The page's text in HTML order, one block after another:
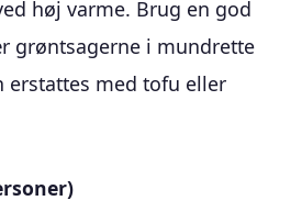
høj varme. Brug en god
grøntsagerne i mundrette
erstattes med tofu eller